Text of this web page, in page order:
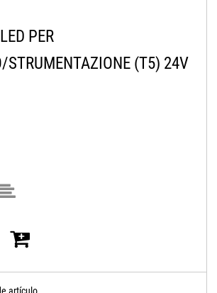
PER
STRUMENTAZIONE (T5) 24V